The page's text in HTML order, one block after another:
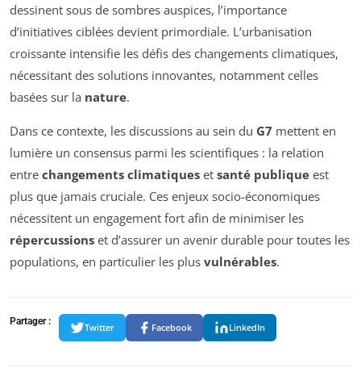
dessinent sous de sombres auspices, l’importance
d’initiatives ciblées devient primordiale. L’urbanisation
croissante intensifie les défis des changements climatiques,
nécessitant des solutions innovantes, notamment celles
basées sur la nature.
Dans ce contexte, les discussions au sein du G7 mettent en
lumière un consensus parmi les scientifiques : la relation
entre changements climatiques et santé publique est
plus que jamais cruciale. Ces enjeux socio-économiques
nécessitent un engagement fort afin de minimiser les
répercussions et d’assurer un avenir durable pour toutes les
populations, en particulier les plus vulnérables.
Partager :
Twitter Facebook LinkedIn